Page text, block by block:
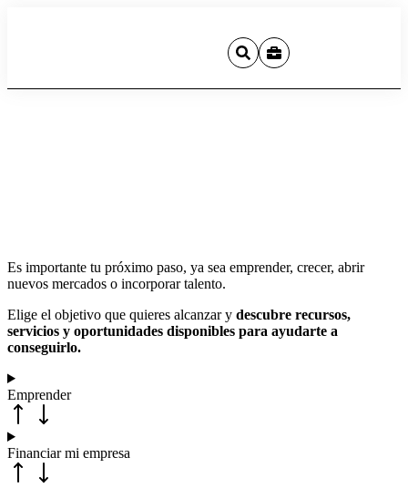
Es importante tu próximo paso, ya sea emprender, crecer, abrir
nuevos mercados o incorporar talento.
Elige el objetivo que quieres alcanzar y descubre recursos,
servicios y oportunidades disponibles para ayudarte a
conseguirlo.
Emprender
Financiar mi empresa